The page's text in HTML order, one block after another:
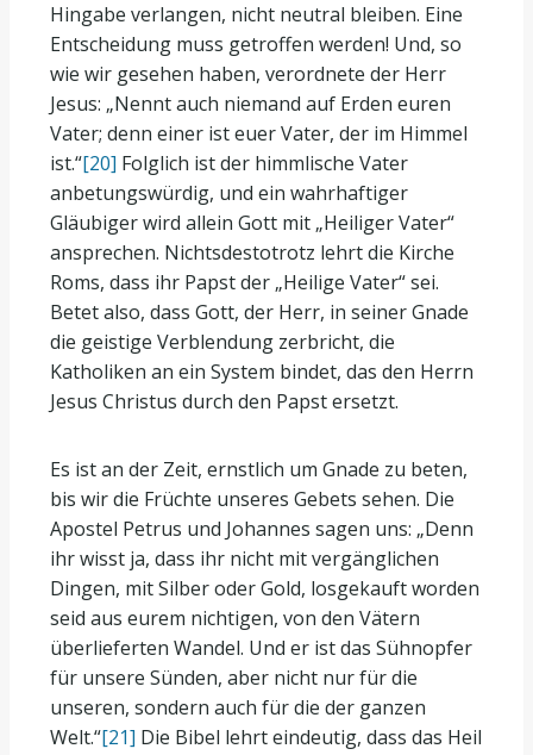
Hingabe verlangen, nicht neutral bleiben. Eine
Entscheidung muss getroffen werden! Und, so
wie wir gesehen haben, verordnete der Herr
Jesus: „Nennt auch niemand auf Erden euren
Vater; denn einer ist euer Vater, der im Himmel
ist.“[20] Folglich ist der himmlische Vater
anbetungswürdig, und ein wahrhaftiger
Gläubiger wird allein Gott mit „Heiliger Vater“
ansprechen. Nichtsdestotrotz lehrt die Kirche
Roms, dass ihr Papst der „Heilige Vater“ sei.
Betet also, dass Gott, der Herr, in seiner Gnade
die geistige Verblendung zerbricht, die
Katholiken an ein System bindet, das den Herrn
Jesus Christus durch den Papst ersetzt.
Es ist an der Zeit, ernstlich um Gnade zu beten,
bis wir die Früchte unseres Gebets sehen. Die
Apostel Petrus und Johannes sagen uns: „Denn
ihr wisst ja, dass ihr nicht mit vergänglichen
Dingen, mit Silber oder Gold, losgekauft worden
seid aus eurem nichtigen, von den Vätern
überlieferten Wandel. Und er ist das Sühnopfer
für unsere Sünden, aber nicht nur für die
unseren, sondern auch für die der ganzen
Welt.“[21] Die Bibel lehrt eindeutig, dass das Heil